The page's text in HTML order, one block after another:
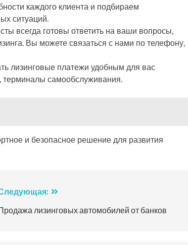
каждого клиента и подбираем
ситуаций.
всегда готовы ответить на ваши вопросы,
Вы можете связаться с нами по телефону,
лизинговые платежи удобным для вас
терминалы самообслуживания.
и безопасное решение для развития
лизинговых автомобилей от банков